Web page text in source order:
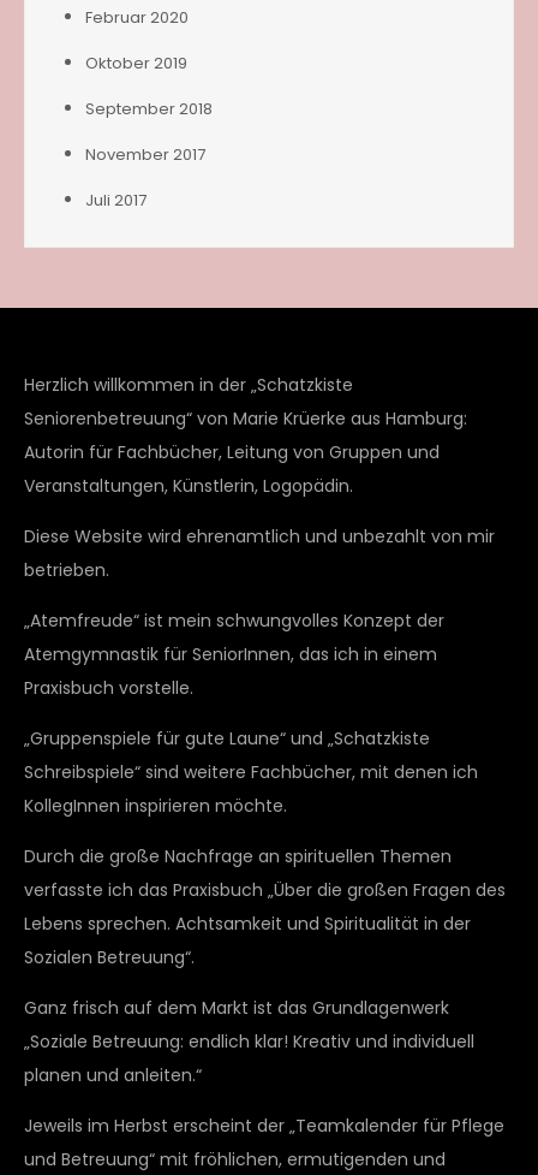
Februar 2020
Oktober 2019
September 2018
November 2017
Juli 2017
Herzlich willkommen in der „Schatzkiste
Seniorenbetreuung“ von Marie Krüerke aus Hamburg:
Autorin für Fachbücher, Leitung von Gruppen und
Veranstaltungen, Künstlerin, Logopädin.
Diese Website wird ehrenamtlich und unbezahlt von mir
betrieben.
„Atemfreude“ ist mein schwungvolles Konzept der
Atemgymnastik für SeniorInnen, das ich in einem
Praxisbuch vorstelle.
„Gruppenspiele für gute Laune“ und „Schatzkiste
Schreibspiele“ sind weitere Fachbücher, mit denen ich
KollegInnen inspirieren möchte.
Durch die große Nachfrage an spirituellen Themen
verfasste ich das Praxisbuch „Über die großen Fragen des
Lebens sprechen. Achtsamkeit und Spiritualität in der
Sozialen Betreuung“.
Ganz frisch auf dem Markt ist das Grundlagenwerk
„Soziale Betreuung: endlich klar! Kreativ und individuell
planen und anleiten.“
Jeweils im Herbst erscheint der „Teamkalender für Pflege
und Betreuung“ mit fröhlichen, ermutigenden und